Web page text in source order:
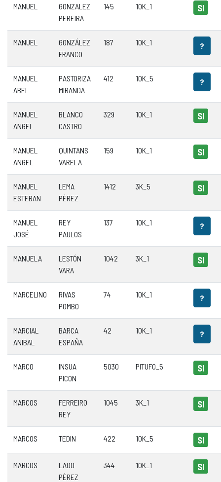
MANUEL
GONZALEZ
PEREIRA
145 10K_1 SI
MANUEL
GONZÁLEZ
FRANCO
187 10K_1 ?
MANUEL
ABEL
PASTORIZA
MIRANDA
412 10K_5 ?
MANUEL
ANGEL
BLANCO
CASTRO
329 10K_1 SI
MANUEL
ANGEL
QUINTANS
VARELA
159 10K_1 SI
MANUEL
ESTEBAN
LEMA
PÉREZ
1412 3K_5 SI
MANUEL
JOSÉ
REY
PAULOS
137 10K_1 ?
MANUELA
LESTÓN
VARA
1042 3K_1 SI
MARCELINO
RIVAS
POMBO
74 10K_1 ?
MARCIAL
ANIBAL
BARCA
ESPAÑA
42 10K_1 ?
MARCO
INSUA
PICON
5030 PITUFO_5 SI
MARCOS
FERREIRO
REY
1045 3K_1 SI
MARCOS TEDIN 422 10K_5 SI
MARCOS
LADO
PÉREZ
344 10K_1 SI